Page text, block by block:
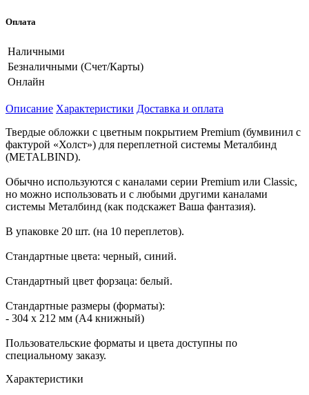
Оплата
Наличными
Безналичными (Счет/Карты)
Онлайн
Описание Характеристики Доставка и оплата
Твердые обложки c цветным покрытием Premium (бумвинил с
фактурой «Холст») для переплетной системы Металбинд
(METALBIND).
Обычно используются с каналами серии Premium или Classic,
но можно использовать и с любыми другими каналами
системы Металбинд (как подскажет Ваша фантазия).
В упаковке 20 шт. (на 10 переплетов).
Стандартные цвета: черный, синий.
Стандартный цвет форзаца: белый.
Стандартные размеры (форматы):
- 304 х 212 мм (А4 книжный)
Пользовательские форматы и цвета доступны по
специальному заказу.
Характеристики